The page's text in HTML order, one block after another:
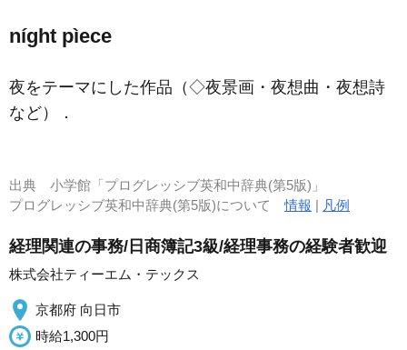
níght pìece
夜をテーマにした作品（◇夜景画・夜想曲・夜想詩
など）
．
出典 小学館「プログレッシブ英和中辞典(第5版)」
プログレッシブ英和中辞典(第5版)について情報 | 凡例
経理関連の事務/日商簿記3級/経理事務の経験者歓迎
株式会社ティーエム・テックス
京都府 向日市
時給1,300円